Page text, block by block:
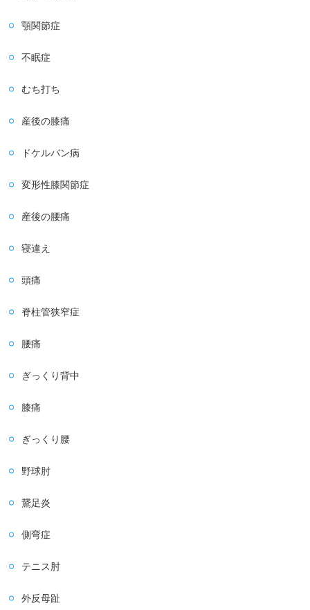
顎関節症
不眠症
むち打ち
産後の膝痛
ドケルバン病
変形性膝関節症
産後の腰痛
寝違え
頭痛
脊柱管狭窄症
腰痛
ぎっくり背中
膝痛
ぎっくり腰
野球肘
鵞足炎
側弯症
テニス肘
外反母趾